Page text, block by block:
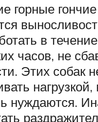
горные гончие
в течение
часов, не
Этих собак
нагрузкой,
нуждаются.